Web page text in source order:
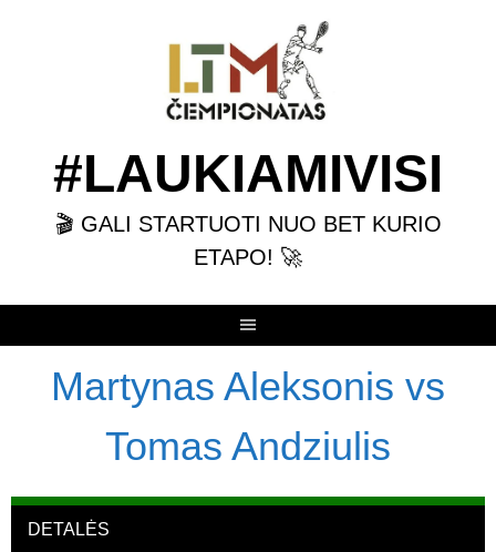
#LAUKIAMIVISI
🎬 GALI STARTUOTI NUO BET KURIO
ETAPO! 🚀
Martynas Aleksonis vs
Tomas Andziulis
DETALĖS